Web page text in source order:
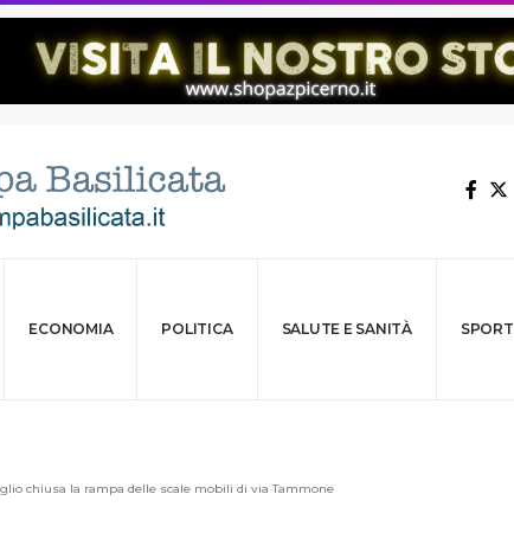
ECONOMIA POLITICA SALUTE E SANITÀ SPORT
chiusa la rampa delle scale mobili di via Tammone